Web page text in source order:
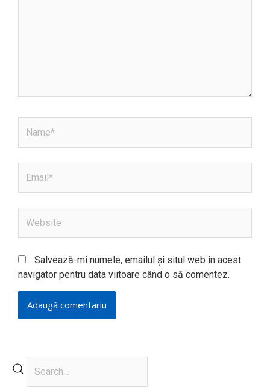
Salvează-mi numele, emailul și situl web în acest
navigator pentru data viitoare când o să comentez.